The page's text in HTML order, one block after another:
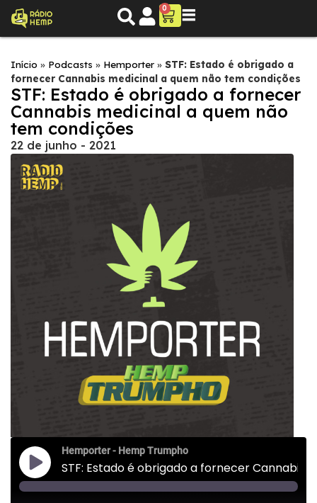
0
Início » Podcasts » Hemporter » STF: Estado é obrigado a
fornecer Cannabis medicinal a quem não tem condições
STF: Estado é obrigado a fornecer
Cannabis medicinal a quem não
tem condições
22 de junho - 2021
Hemporter - Hemp Trumpho